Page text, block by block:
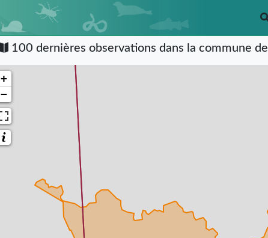
100 dernières observations dans la commune de
+
−